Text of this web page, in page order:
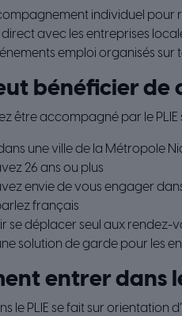
individuel pour
direct avec les entreprises
emploi organisés sur
bénéficier de
être accompagné par le PLIE
une ville de la Métropole
26 ans ou plus
envie de vous engager
français
se déplacer seul aux rendez-
solution de garde pour les
entrer dans
le PLIE se fait sur orientation